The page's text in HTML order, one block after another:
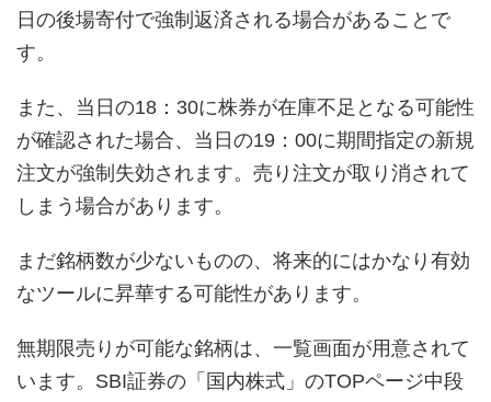
日の後場寄付で強制返済される場合があることで
す。
また、当日の18：30に株券が在庫不足となる可能性
が確認された場合、当日の19：00に期間指定の新規
注文が強制失効されます。売り注文が取り消されて
しまう場合があります。
まだ銘柄数が少ないものの、将来的にはかなり有効
なツールに昇華する可能性があります。
無期限売りが可能な銘柄は、一覧画面が用意されて
います。SBI証券の「国内株式」のTOPページ中段